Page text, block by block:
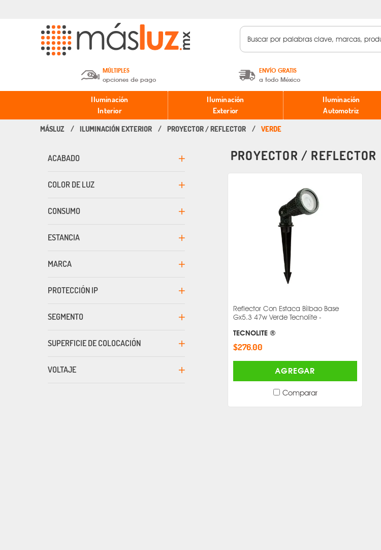
MÚLTIPLES
opciones de pago
Depósito en efectivo o Cheque y
Transferencia.
ENVÍO GRATIS
a todo México
A partir de $599 MXN.
* Aplican restricciones
Iluminación
Interior
Iluminación
Exterior
Iluminación
Automotriz
ILUMINACIÓN EXTERIOR PROYECTOR / REFLECTOR VERDE
MARCA
SUPERFICIE DE COLOCACIÓN
ESTANCIA
SEGMENTO
VOLTAJE
COLOR DE LUZ
ACABADO
CONSUMO
PROTECCIÓN IP
PROYECTOR / REFLECTOR
Reflector Con Estaca Bilbao Base
Gx5.3 47w Verde Tecnolite -
TECNOLITE ®
$276.00
AGREGAR
Comparar